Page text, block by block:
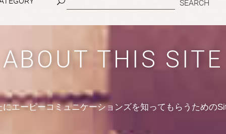
ABOUT THIS SITE
にエーピーコミュニケーションズを知ってもらうための